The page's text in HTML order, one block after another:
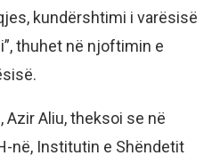
kundërshtimi i varësisë
thuhet në njoftimin e
Aliu, theksoi se në
në, Institutin e Shëndetit